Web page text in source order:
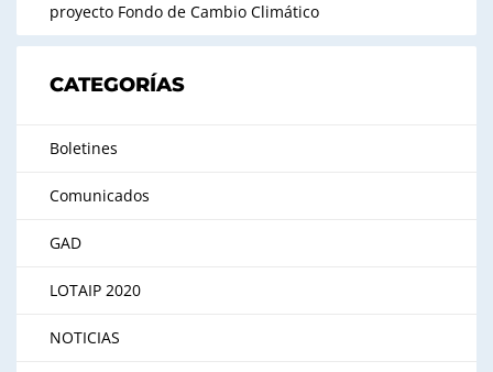
proyecto Fondo de Cambio Climático
CATEGORÍAS
Boletines
Comunicados
GAD
LOTAIP 2020
NOTICIAS